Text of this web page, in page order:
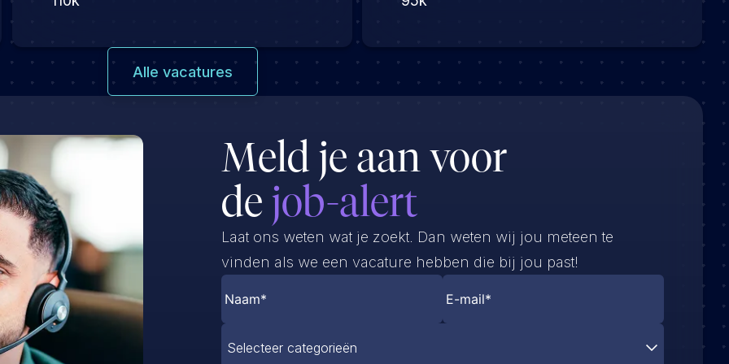
Alle vacatures
Meld je aan voor
dejob-alert
Laat ons weten wat je zoekt. Dan weten wij jou meteen te
vinden als we een vacature hebben die bij jou past!
Selecteer categorieën